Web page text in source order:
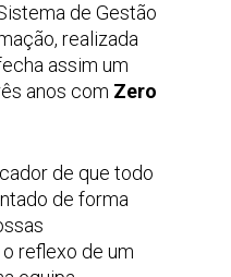
de Gestão
realizada
assim um
anos com Zero
de que todo
de forma
reflexo de um